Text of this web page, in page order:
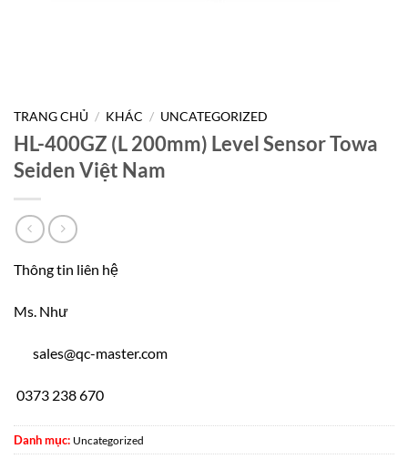
TRANG CHỦ / KHÁC / UNCATEGORIZED
HL-400GZ (L 200mm) Level Sensor Towa
Seiden Việt Nam
Thông tin liên hệ
Ms. Như
sales@qc-master.com
0373 238 670
Danh mục: Uncategorized